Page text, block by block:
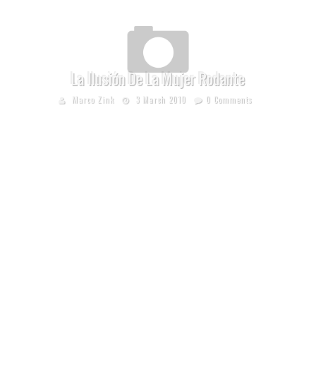
La Ilusión De La Mujer Rodante
Marco Zink 3 March 2010 0 Comments